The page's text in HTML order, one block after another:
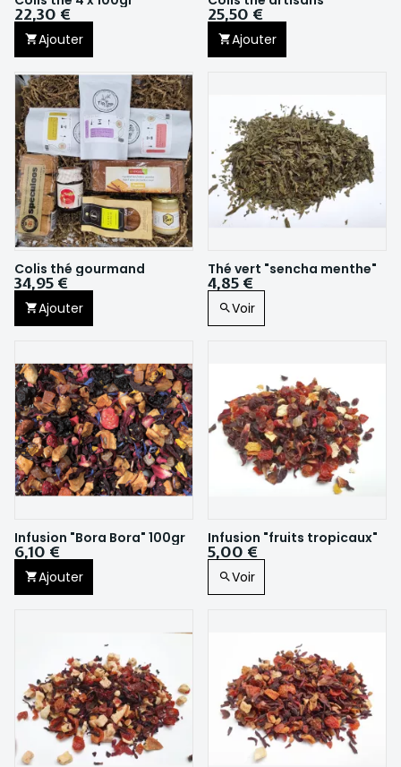
22,30 €
Ajouter
25,50 €
Ajouter
Colis thé gourmand
34,95 €
Ajouter
Thé vert "sencha menthe"
4,85 €
Voir
Infusion "Bora Bora" 100gr
6,10 €
Ajouter
Infusion "fruits tropicaux"
5,00 €
Voir